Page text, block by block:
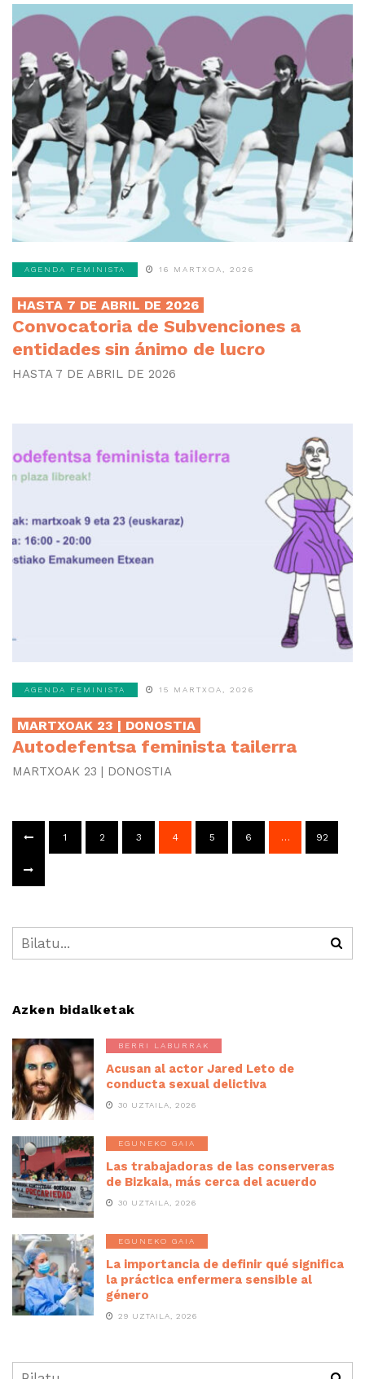
AGENDA FEMINISTA 16 MARTXOA, 2026
HASTA 7 DE ABRIL DE 2026
Convocatoria de Subvenciones a
entidades sin ánimo de lucro
HASTA 7 DE ABRIL DE 2026
AGENDA FEMINISTA 15 MARTXOA, 2026
MARTXOAK 23 | DONOSTIA
Autodefentsa feminista tailerra
MARTXOAK 23 | DONOSTIA
1 2 3 4 5 6 … 92
Azken bidalketak
BERRI LABURRAK
Acusan al actor Jared Leto de
conducta sexual delictiva
30 UZTAILA, 2026
EGUNEKO GAIA
Las trabajadoras de las conserveras
de Bizkaia, más cerca del acuerdo
30 UZTAILA, 2026
EGUNEKO GAIA
La importancia de definir qué significa
la práctica enfermera sensible al
género
29 UZTAILA, 2026